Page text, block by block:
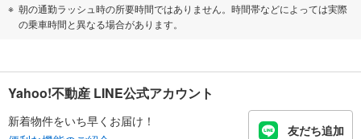
朝の通勤ラッシュ時の所要時間ではありません。時間帯などによっては実際
の乗車時間と異なる場合があります。
Yahoo!不動産 LINE公式アカウント
新着物件をいち早くお届け！
友だち追加